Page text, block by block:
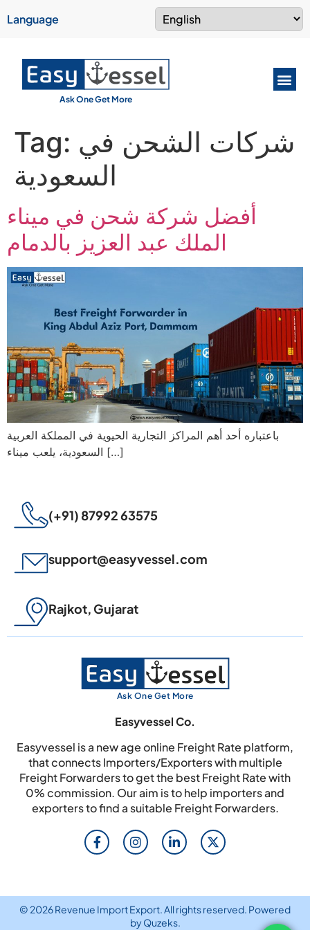
Language
Ask One Get More
Tag: شركات الشحن في
السعودية
أفضل شركة شحن في ميناء
الملك عبد العزيز بالدمام
باعتباره أحد أهم المراكز التجارية الحيوية في المملكة العربية
السعودية، يلعب ميناء […]
(+91) 87992 63575
support@easyvessel.com
Rajkot, Gujarat
Ask One Get More
Easyvessel Co.
Easyvessel is a new age online Freight Rate platform,
that connects Importers/Exporters with multiple
Freight Forwarders to get the best Freight Rate with
0% commission. Our aim is to help importers and
exporters to find a suitable Freight Forwarders.
© 2026 Revenue Import Export. All rights reserved. Powered
by Quzeks.